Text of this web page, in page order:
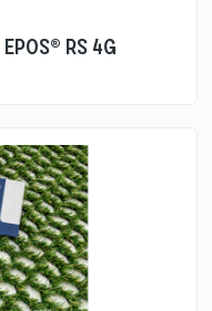
RS 4G